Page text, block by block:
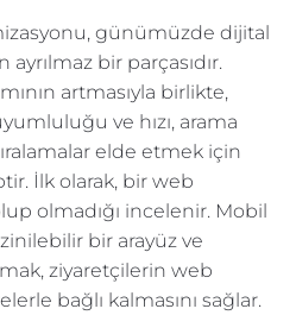
günümüzde dijital
bir parçasıdır.
artmasıyla birlikte,
ve hızı, arama
elde etmek için
İlk olarak, bir web
olmadığı incelenir. Mobil
bir arayüz ve
ziyaretçilerin web
bağlı kalmasını sağlar.